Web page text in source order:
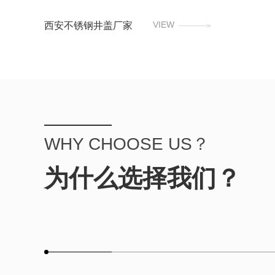
西安不锈钢井盖厂家 VIEW
WHY CHOOSE US？
为什么选择我们？